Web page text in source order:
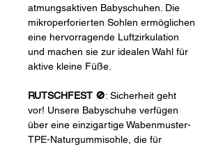
atmungsaktiven Babyschuhen. Die
mikroperforierten Sohlen ermöglichen
eine hervorragende Luftzirkulation
und machen sie zur idealen Wahl für
aktive kleine Füße.
RUTSCHFEST 🚫: Sicherheit geht
vor! Unsere Babyschuhe verfügen
über eine einzigartige Wabenmuster-
TPE-Naturgummisohle, die für